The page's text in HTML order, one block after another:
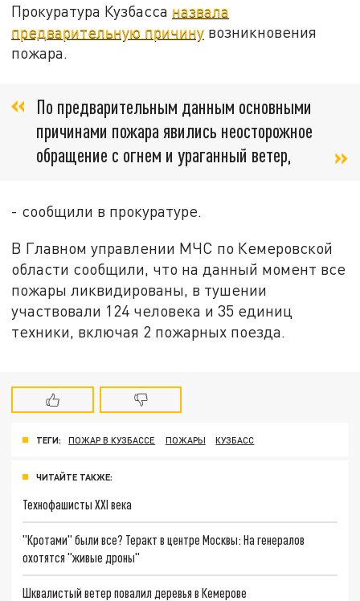
Прокуратура Кузбасса назвала
предварительную причину возникновения
пожара.
По предварительным данным основными
причинами пожара явились неосторожное
обращение с огнем и ураганный ветер,
- сообщили в прокуратуре.
В Главном управлении МЧС по Кемеровской
области сообщили, что на данный момент все
пожары ликвидированы, в тушении
участвовали 124 человека и 35 единиц
техники, включая 2 пожарных поезда.
ТЕГИ: ПОЖАР В КУЗБАССЕ ПОЖАРЫ КУЗБАСС
ЧИТАЙТЕ ТАКЖЕ:
Технофашисты XXI века
"Кротами" были все? Теракт в центре Москвы: На генералов
охотятся "живые дроны"
Шквалистый ветер повалил деревья в Кемерове